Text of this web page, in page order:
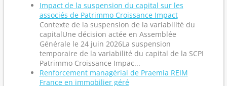
Impact de la suspension du capital sur les
associés de Patrimmo Croissance Impact
Contexte de la suspension de la variabilité du
capitalUne décision actée en Assemblée
Générale le 24 juin 2026La suspension
temporaire de la variabilité du capital de la SCPI
Patrimmo Croissance Impac...
Renforcement managérial de Praemia REIM
France en immobilier géré